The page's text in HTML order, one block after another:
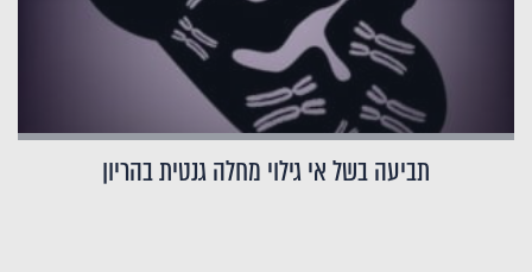
תביעה בשל אי גילוי מחלה גנטית בהריון